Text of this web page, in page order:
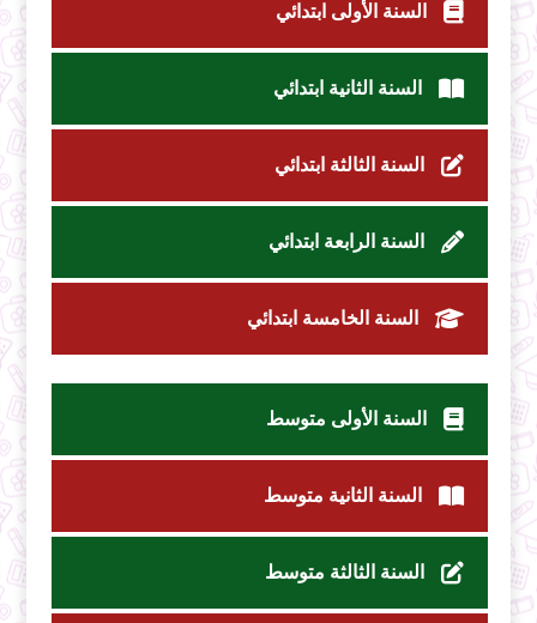
السنة الأولى ابتدائي
السنة الثانية ابتدائي
السنة الثالثة ابتدائي
السنة الرابعة ابتدائي
السنة الخامسة ابتدائي
السنة الأولى متوسط
السنة الثانية متوسط
السنة الثالثة متوسط